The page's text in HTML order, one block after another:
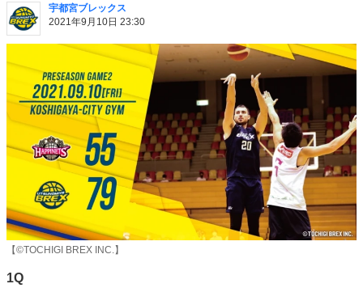
宇都宮ブレックス
2021年9月10日 23:30
【©TOCHIGI BREX INC.】
1Q